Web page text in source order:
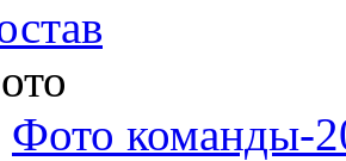
Фото команды-